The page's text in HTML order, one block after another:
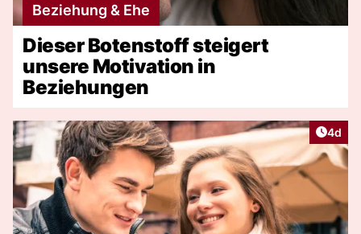
Beziehung & Ehe
Dieser Botenstoff steigert
unsere Motivation in
Beziehungen
4d